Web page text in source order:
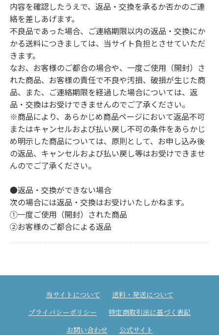
内容を確認したうえで、返品・交換を承るか否かのご連
絡を差しあげます。
不良品であった場合、ご連絡期限以内の返品・交換にか
かる送料につきましては、当サイト負担とさせていただ
きます。
なお、お客様のご都合の場合や、一度ご使用（開封）さ
れた商品、お客様の責任で不良や汚損、破損が生じた商
品、また、ご連絡期限を経過した場合については、返
品・交換はお受けできませんのでご了承ください。
※商品により、あらかじめ商品ページにおいて返品不可
またはキャンセルおよび払い戻し不可の条件をあらかじ
め明示した商品については、原則として、お申し込み後
の返品、キャンセルおよび払い戻し等はお受けできませ
んのでご了承ください。
●返品・交換ができない場合
次の場合には返品・交換はお受けいたしかねます。
①一度ご使用（開封）された商品
②お客様のご都合による返品
当サイトについて
送料・発送について
プライバシーポリシー
特定商取引法に基づく表記
お問い合わせ
公式サイト